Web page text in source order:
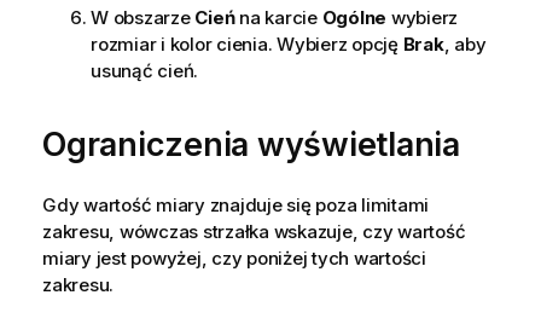
W obszarze Cieńna karcie Ogólne wybierz
rozmiar i kolor cienia. Wybierz opcję Brak, aby
usunąć cień.
Ograniczenia wyświetlania
Gdy wartość miary znajduje się poza limitami
zakresu, wówczas strzałka wskazuje, czy wartość
miary jest powyżej, czy poniżej tych wartości
zakresu.